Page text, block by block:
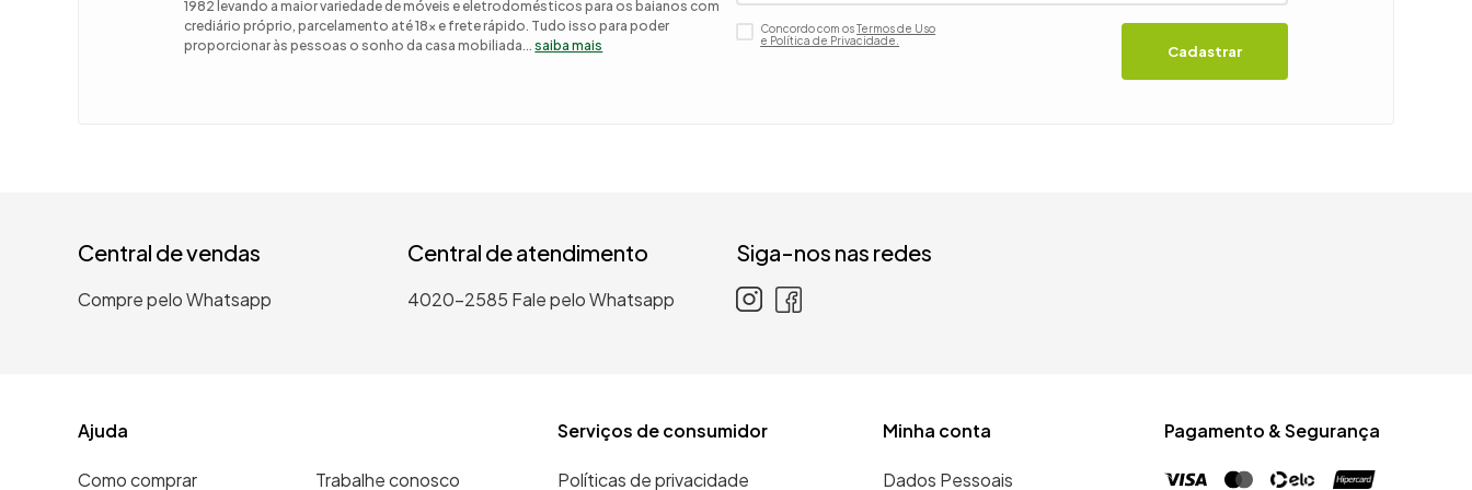
1982 levando a maior variedade de móveis e eletrodomésticos para os baianos com
crediário próprio, parcelamento até 18x e frete rápido. Tudo isso para poder
proporcionar às pessoas o sonho da casa mobiliada...saiba mais
Concordo com osTermos de Uso
e Política de Privacidade.
Cadastrar
Central de vendas
Compre pelo Whatsapp
Central de atendimento
4020-2585 Fale pelo Whatsapp
Siga-nos nas redes
Ajuda
Como comprar Trabalhe conosco
Serviços de consumidor
Políticas de privacidade
Minha conta
Dados Pessoais
Pagamento & Segurança
9º
guarda roupa casal